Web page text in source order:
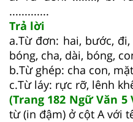
.............
Trả lời
a.Từ đơn: hai, bước,
bóng, cha, dài, bóng,
b.Từ ghép: cha con,
c.Từ láy: rực rỡ, lênh
(Trang 182 Ngữ Văn 5
từ (in đậm) ở cột A với